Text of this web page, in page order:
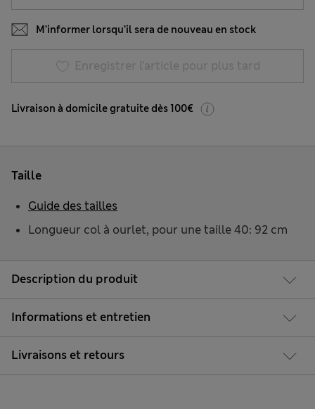
M’informer lorsqu’il sera de nouveau en stock
Enregistrer l’article pour plus tard
Livraison à domicile gratuite dès 100€
Description du produit
Informations et entretien
Livraisons et retours
Taille
Longueur col à ourlet, pour une taille 40: 92 cm
Guide des tailles